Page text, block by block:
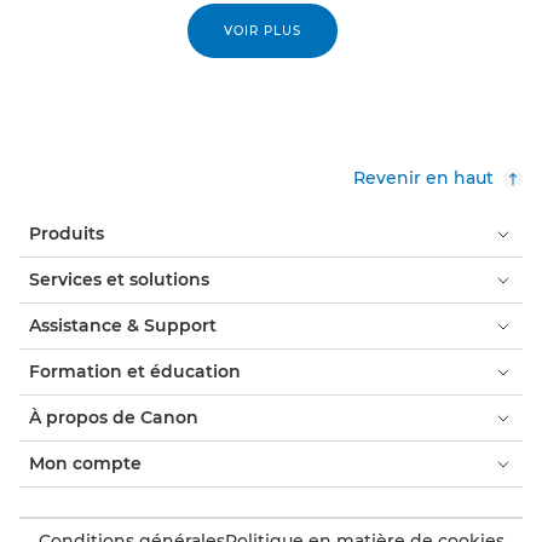
VOIR PLUS
Revenir en haut
Produits
Services et solutions
Assistance & Support
Formation et éducation
À propos de Canon
Mon compte